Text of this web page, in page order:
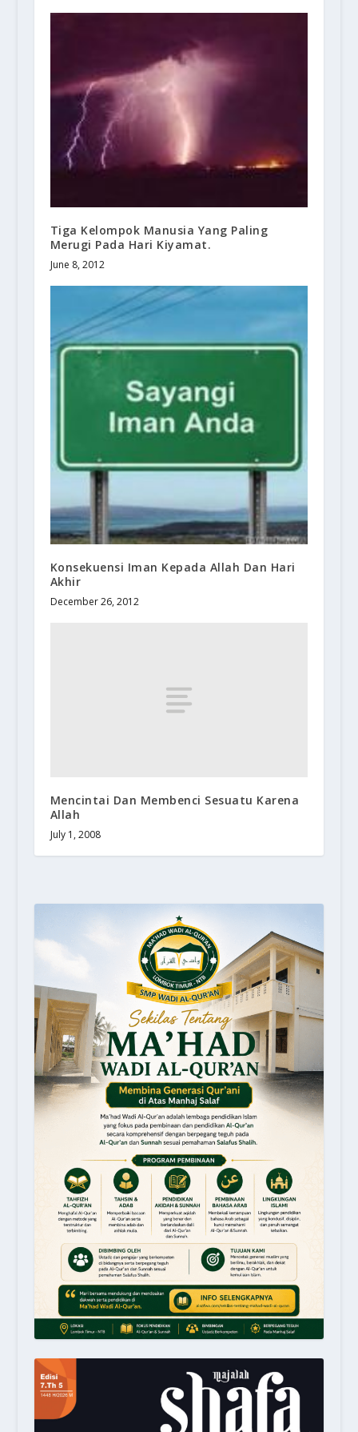
Tiga Kelompok Manusia Yang Paling
Merugi Pada Hari Kiyamat.
June 8, 2012
Konsekuensi Iman Kepada Allah Dan Hari
Akhir
December 26, 2012
Mencintai Dan Membenci Sesuatu Karena
Allah
July 1, 2008